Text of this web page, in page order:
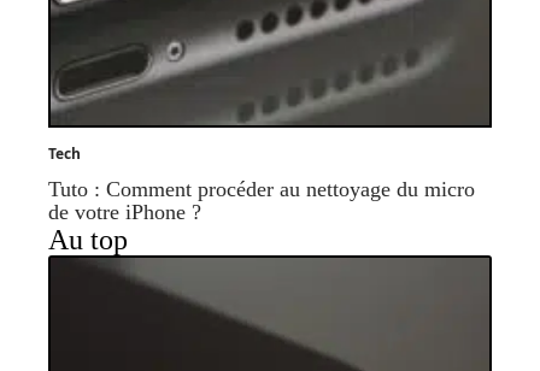
Tech
Tuto : Comment procéder au nettoyage du micro
de votre iPhone ?
Au top